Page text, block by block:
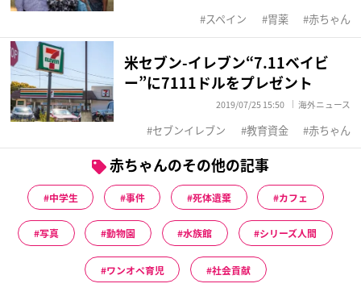
スペイン 胃薬 赤ちゃん
米セブン-イレブン“7.11ベイビ
ー”に7111ドルをプレゼント
2019/07/25 15:50 海外ニュース
セブンイレブン 教育資金 赤ちゃん
赤ちゃんのその他の記事
中学生 事件 死体遺棄 カフェ
写真 動物園 水族館 シリーズ人間
ワンオペ育児 社会貢献